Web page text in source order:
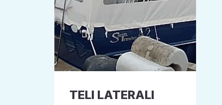
TELI LATERALI